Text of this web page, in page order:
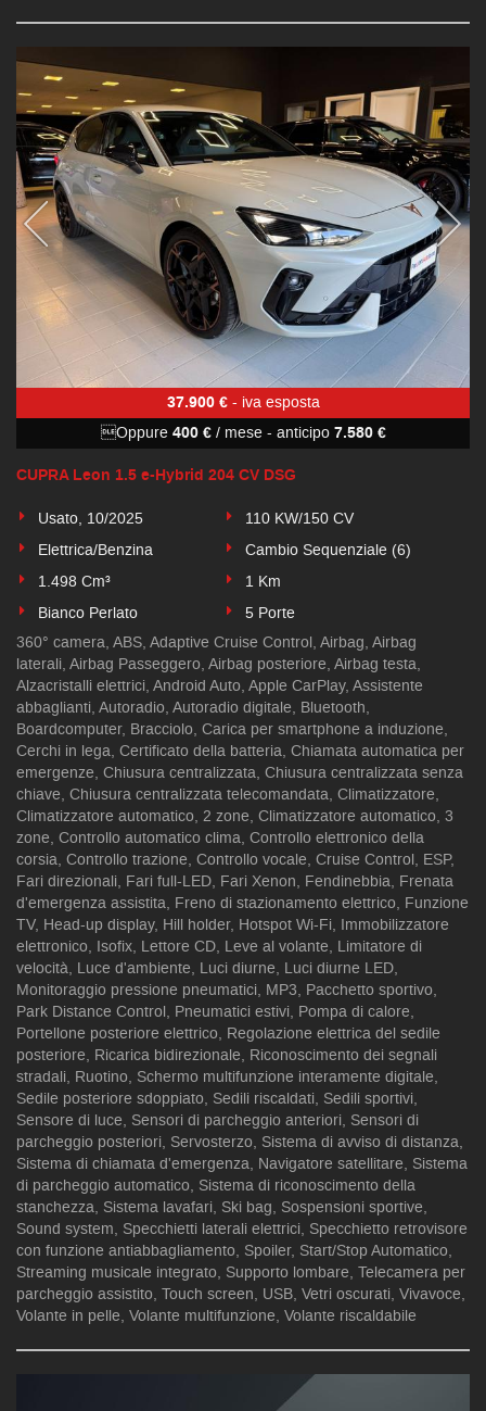
37.900 €- iva esposta
Oppure 400 €/ mese- anticipo 7.580 €
CUPRA Leon 1.5 e-Hybrid 204 CV DSG
Usato, 10/2025
110 KW/150 CV
Elettrica/Benzina
Cambio Sequenziale (6)
1.498 Cm³
1 Km
Bianco Perlato
5 Porte
360° camera, ABS, Adaptive Cruise Control, Airbag, Airbag
laterali, Airbag Passeggero, Airbag posteriore, Airbag testa,
Alzacristalli elettrici, Android Auto, Apple CarPlay, Assistente
abbaglianti, Autoradio, Autoradio digitale, Bluetooth,
Boardcomputer, Bracciolo, Carica per smartphone a induzione,
Cerchi in lega, Certificato della batteria, Chiamata automatica per
emergenze, Chiusura centralizzata, Chiusura centralizzata senza
chiave, Chiusura centralizzata telecomandata, Climatizzatore,
Climatizzatore automatico, 2 zone, Climatizzatore automatico, 3
zone, Controllo automatico clima, Controllo elettronico della
corsia, Controllo trazione, Controllo vocale, Cruise Control, ESP,
Fari direzionali, Fari full-LED, Fari Xenon, Fendinebbia, Frenata
d'emergenza assistita, Freno di stazionamento elettrico, Funzione
TV, Head-up display, Hill holder, Hotspot Wi-Fi, Immobilizzatore
elettronico, Isofix, Lettore CD, Leve al volante, Limitatore di
velocità, Luce d'ambiente, Luci diurne, Luci diurne LED,
Monitoraggio pressione pneumatici, MP3, Pacchetto sportivo,
Park Distance Control, Pneumatici estivi, Pompa di calore,
Portellone posteriore elettrico, Regolazione elettrica del sedile
posteriore, Ricarica bidirezionale, Riconoscimento dei segnali
stradali, Ruotino, Schermo multifunzione interamente digitale,
Sedile posteriore sdoppiato, Sedili riscaldati, Sedili sportivi,
Sensore di luce, Sensori di parcheggio anteriori, Sensori di
parcheggio posteriori, Servosterzo, Sistema di avviso di distanza,
Sistema di chiamata d'emergenza, Navigatore satellitare, Sistema
di parcheggio automatico, Sistema di riconoscimento della
stanchezza, Sistema lavafari, Ski bag, Sospensioni sportive,
Sound system, Specchietti laterali elettrici, Specchietto retrovisore
con funzione antiabbagliamento, Spoiler, Start/Stop Automatico,
Streaming musicale integrato, Supporto lombare, Telecamera per
parcheggio assistito, Touch screen, USB, Vetri oscurati, Vivavoce,
Volante in pelle, Volante multifunzione, Volante riscaldabile